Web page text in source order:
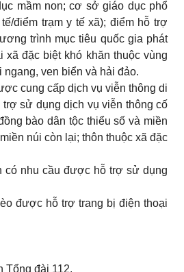
mầm non; cơ sở giáo dục phổ
điểm trạm y tế xã); điểm hỗ trợ
trình mục tiêu quốc gia phát
đặc biệt khó khăn thuộc vùng
ven biển và hải đảo.
cung cấp dịch vụ viễn thông di
sử dụng dịch vụ viễn thông cố
bào dân tộc thiểu số và miền
núi còn lại; thôn thuộc xã đặc
có nhu cầu được hỗ trợ sử dụng
được hỗ trợ trang bị điện thoại
Tổng đài 112.